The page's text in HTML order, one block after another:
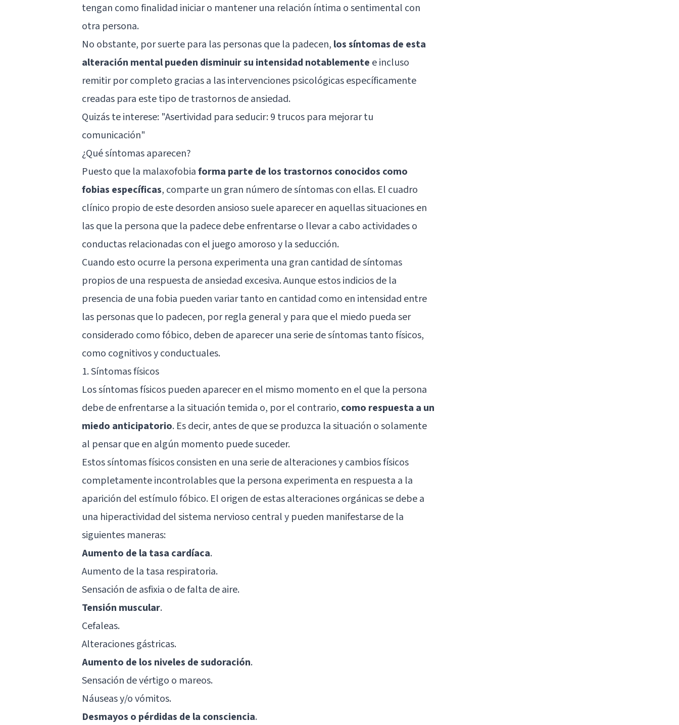
tengan como finalidad iniciar o mantener una relación íntima o sentimental con
otra persona.
No obstante, por suerte para las personas que la padecen, los síntomas de esta
alteración mental pueden disminuir su intensidad notablemente e incluso
remitir por completo gracias a las intervenciones psicológicas específicamente
creadas para este tipo de trastornos de ansiedad.
Quizás te interese: "Asertividad para seducir: 9 trucos para mejorar tu
comunicación"
¿Qué síntomas aparecen?
Puesto que la malaxofobiaforma parte de los trastornos conocidos como
fobias específicas, comparte un gran número de síntomas con ellas. El cuadro
clínico propio de este desorden ansioso suele aparecer en aquellas situaciones en
las que la persona que la padece debe enfrentarse o llevar a cabo actividades o
conductas relacionadas con el juego amoroso y la seducción.
Cuando esto ocurre la persona experimenta una gran cantidad de síntomas
propios de una respuesta deansiedad excesiva. Aunque estos indicios de la
presencia de una fobia pueden variar tanto en cantidad como en intensidad entre
las personas que lo padecen, por regla general y para que el miedo pueda ser
considerado como fóbico, deben de aparecer una serie de síntomas tanto físicos,
como cognitivos y conductuales.
1. Síntomas físicos
Los síntomas físicos pueden aparecer en el mismo momento en el que la persona
debe de enfrentarse a la situación temida o, por el contrario, como respuesta a un
miedo anticipatorio. Es decir, antes de que se produzca la situación o solamente
al pensar que en algún momento puede suceder.
Estos síntomas físicos consisten en una serie de alteraciones y cambios físicos
completamente incontrolables que la persona experimenta en respuesta a la
aparición del estímulo fóbico. El origen de estas alteraciones orgánicas se debe a
una hiperactividad del sistema nervioso central y pueden manifestarse de la
siguientes maneras:
Aumento de la tasa cardíaca.
Aumento de la tasa respiratoria.
Sensación de asfixia o de falta de aire.
Tensión muscular.
Cefaleas.
Alteraciones gástricas.
Aumento de los niveles de sudoración.
Sensación de vértigo o mareos.
Náuseas y/o vómitos.
Desmayos o pérdidas de la consciencia.